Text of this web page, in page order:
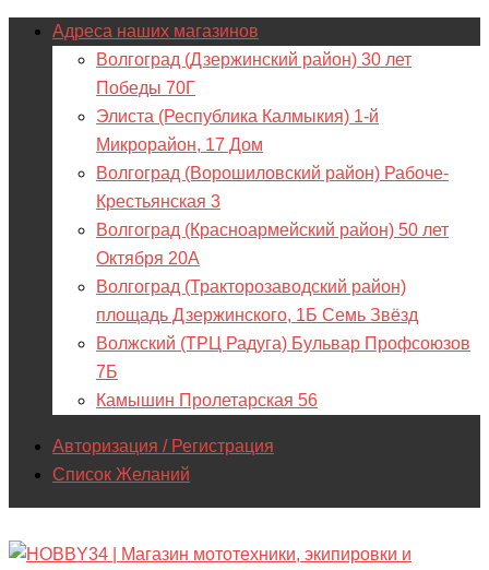
Адреса наших магазинов
Волгоград (Дзержинский район) 30 лет
Победы 70Г
Элиста (Республика Калмыкия) 1-й
Микрорайон, 17 Дом
Волгоград (Ворошиловский район) Рабоче-
Крестьянская 3
Волгоград (Красноармейский район) 50 лет
Октября 20А
Волгоград (Тракторозаводский район)
площадь Дзержинского, 1Б Семь Звёзд
Волжский (ТРЦ Радуга) Бульвар Профсоюзов
7Б
Камышин Пролетарская 56
Авторизация / Регистрация
Список Желаний